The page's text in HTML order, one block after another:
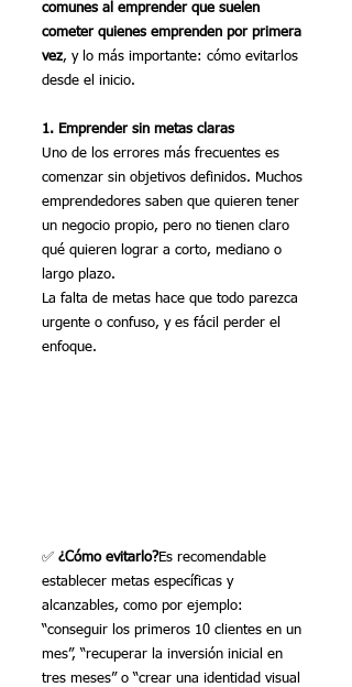
comunes al emprender que suelen
cometer quienes emprenden por primera
vez, y lo más importante: cómo evitarlos
desde el inicio.
1. Emprender sin metas claras
Uno de los errores más frecuentes es
comenzar sin objetivos definidos. Muchos
emprendedores saben que quieren tener
un negocio propio, pero no tienen claro
qué quieren lograr a corto, mediano o
largo plazo.
La falta de metas hace que todo parezca
urgente o confuso, y es fácil perder el
enfoque.
✅ ¿Cómo evitarlo?Es recomendable
establecer metas específicas y
alcanzables, como por ejemplo:
“conseguir los primeros 10 clientes en un
mes”, “recuperar la inversión inicial en
tres meses” o “crear una identidad visual